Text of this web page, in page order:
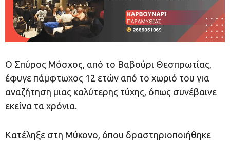
Ο Σπύρος Μόσχος, από το Βαβούρι Θεσπρωτίας,
έφυγε πάμφτωχος 12 ετών από το χωριό του για
αναζήτηση μιας καλύτερης τύχης, όπως συνέβαινε
εκείνα τα χρόνια.
Κατέληξε στη Μύκονο, όπου δραστηριοποιήθηκε